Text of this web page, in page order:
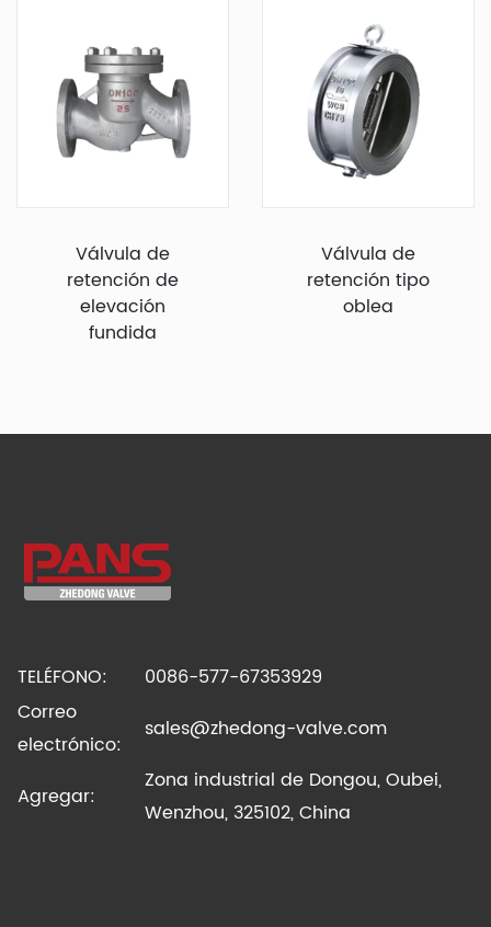
Válvula de
retención de
elevación
fundida
Válvula de
retención tipo
oblea
TELÉFONO:
0086-577-67353929
Correo
electrónico:
sales@zhedong-valve.com
Agregar:
Zona industrial de Dongou, Oubei,
Wenzhou, 325102, China